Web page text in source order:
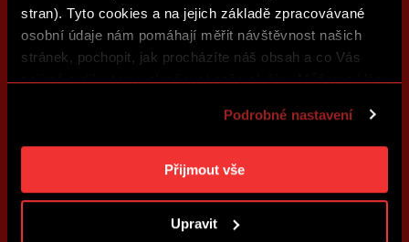
stran). Tyto cookies a na jejich základě zpracovávané
osobní údaje nám pomáhají měřit návštěvnost našich
stránek, pochopit, jak procházíte náš obsah a co Vás
zajímá a díky tomu zlepšovat naše služby. Můžeme Vám
reklamu na základě Vašich preferencí. Jednotlivé
cookies a účely zpracování si můžete nastavit v
„Podrobném nastavení“. Nastavení cookies si můžete
kdykoliv změnit. Jak takovou úpravu provést a další
Podrobné nastavení
Přijmout vše
Upravit